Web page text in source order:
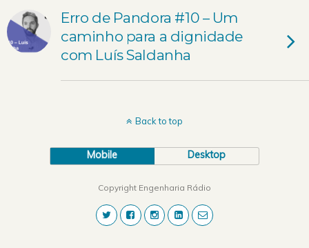
Erro de Pandora #10 – Um
caminho para a dignidade
com Luís Saldanha
Back to top
Mobile Desktop
Copyright Engenharia Rádio